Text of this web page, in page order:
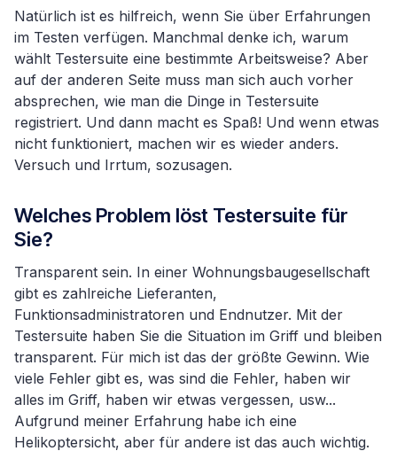
Natürlich ist es hilfreich, wenn Sie über Erfahrungen
im Testen verfügen. Manchmal denke ich, warum
wählt Testersuite eine bestimmte Arbeitsweise? Aber
auf der anderen Seite muss man sich auch vorher
absprechen, wie man die Dinge in Testersuite
registriert. Und dann macht es Spaß! Und wenn etwas
nicht funktioniert, machen wir es wieder anders.
Versuch und Irrtum, sozusagen.
Welches Problem löst Testersuite für
Sie?
Transparent sein. In einer Wohnungsbaugesellschaft
gibt es zahlreiche Lieferanten,
Funktionsadministratoren und Endnutzer. Mit der
Testersuite haben Sie die Situation im Griff und bleiben
transparent. Für mich ist das der größte Gewinn. Wie
viele Fehler gibt es, was sind die Fehler, haben wir
alles im Griff, haben wir etwas vergessen, usw...
Aufgrund meiner Erfahrung habe ich eine
Helikoptersicht, aber für andere ist das auch wichtig.